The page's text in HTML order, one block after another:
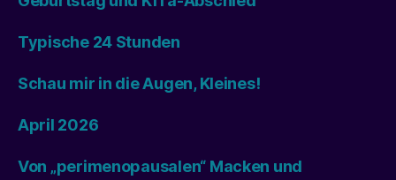
Typische 24 Stunden
Schau mir in die Augen, Kleines!
April 2026
Von „perimenopausalen“ Macken und